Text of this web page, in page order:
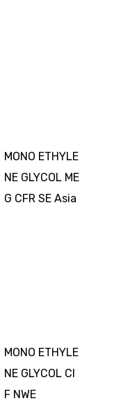
MONO ETHYLE
NE GLYCOL ME
G CFR SE Asia
MONO ETHYLE
NE GLYCOL CI
F NWE